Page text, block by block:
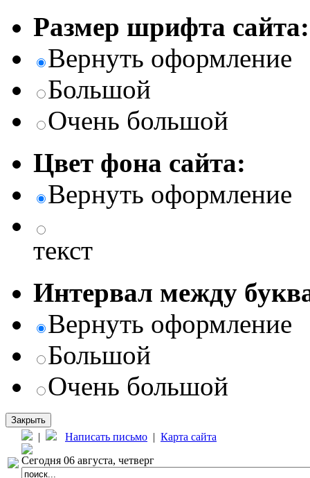
Размер шрифта сайта:
Вернуть оформление
Большой
Очень большой
Цвет фона сайта:
Вернуть оформление
текст
Интервал между
Вернуть оформление
Большой
Очень большой
Закрыть
| Написать письмо | Карта сайта
Сегодня 06 августа, четверг